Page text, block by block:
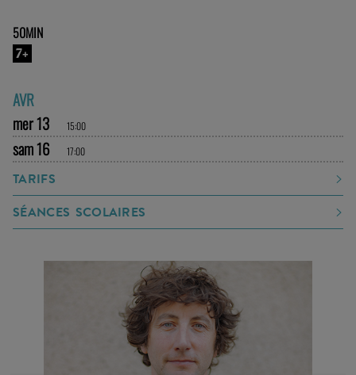
50MIN
7+
AVR
mer 13
15:00
sam 16 17:00
TARIFS
SÉANCES SCOLAIRES